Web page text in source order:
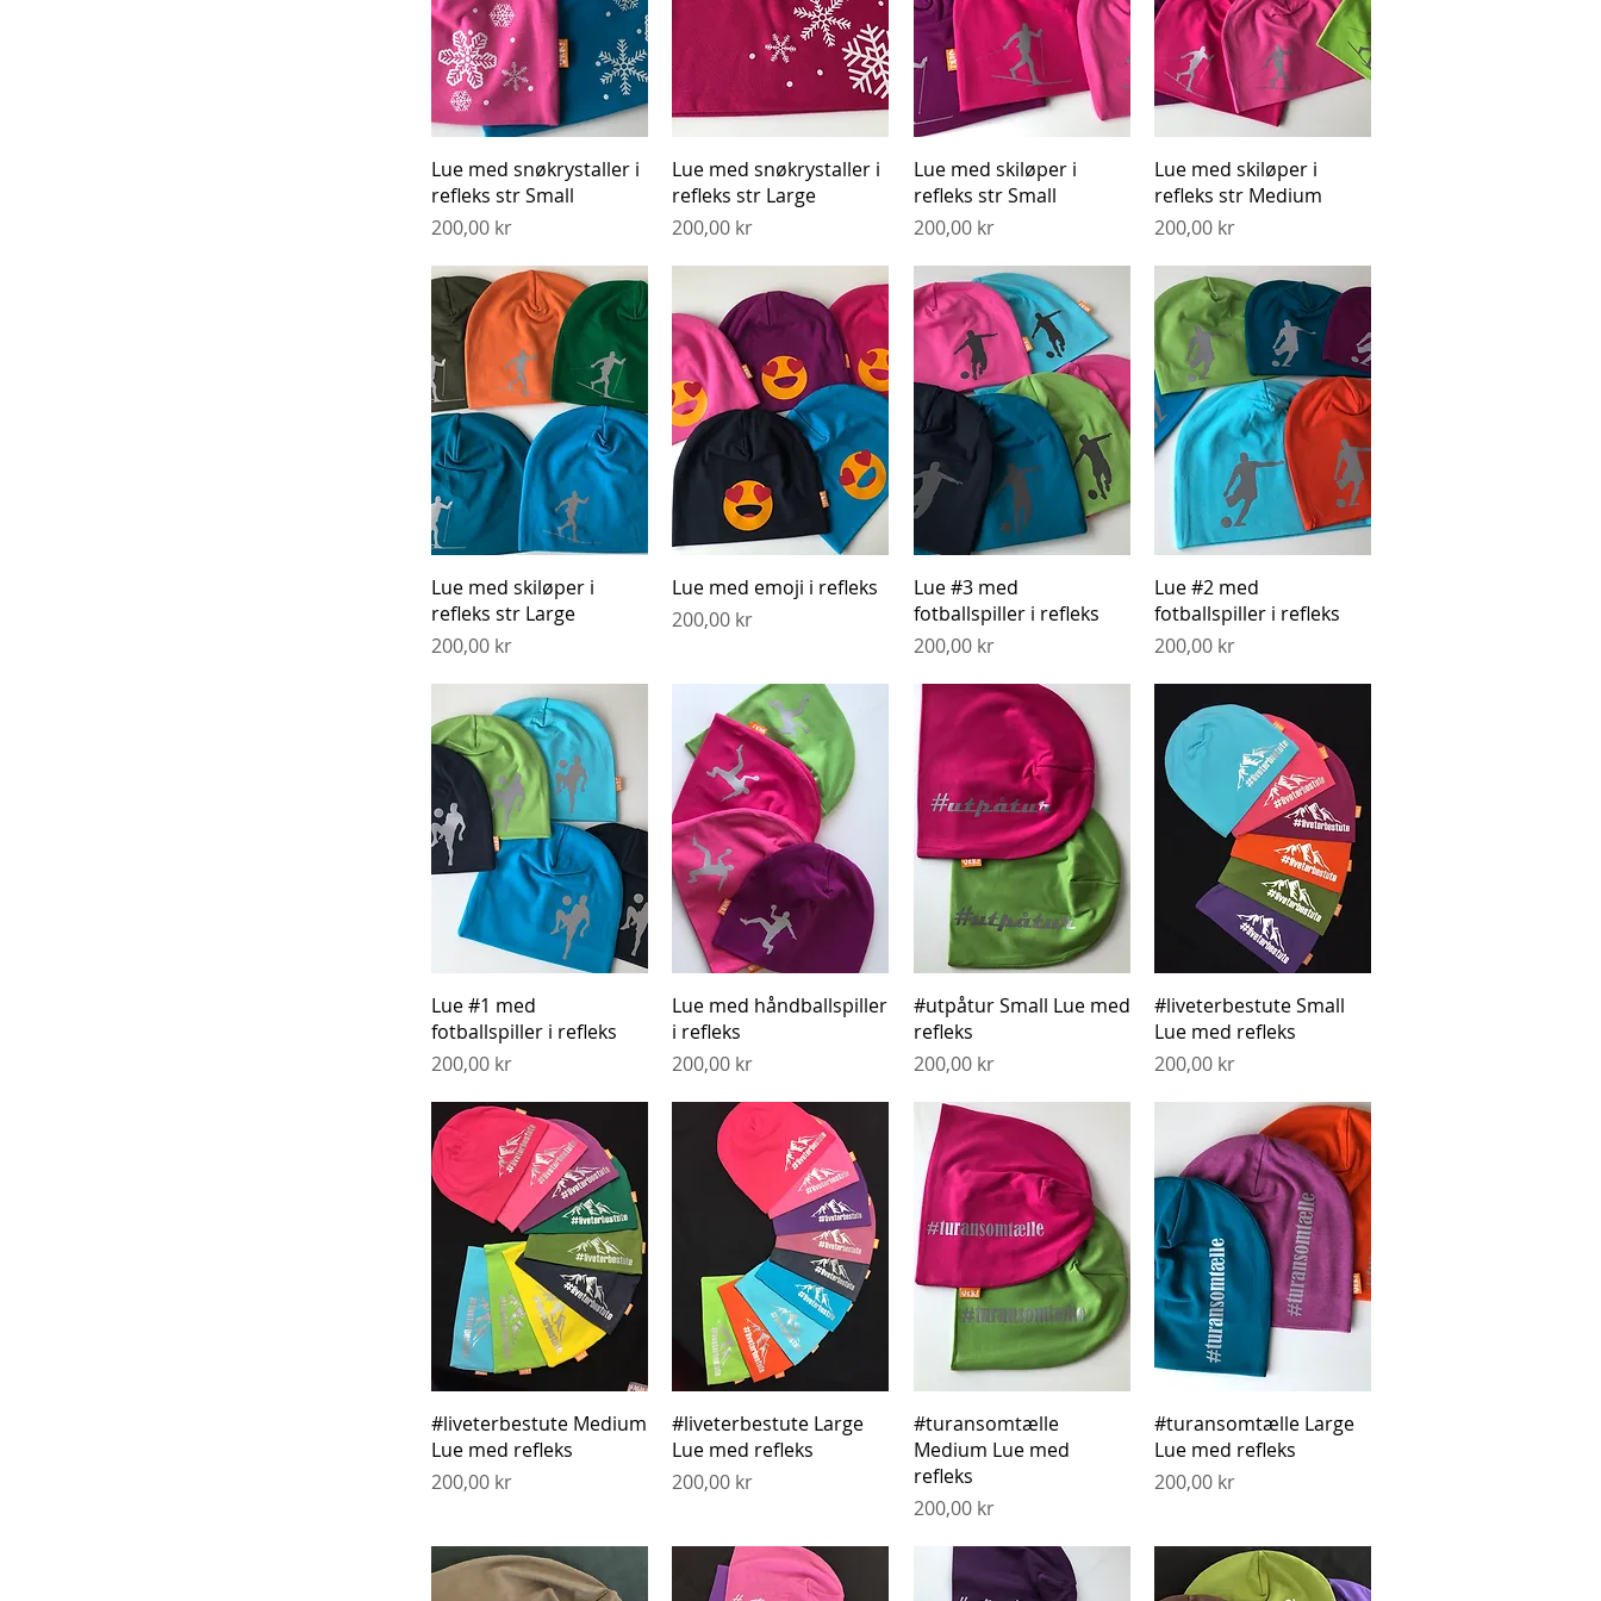
Hurtigvisning
Lue med snøkrystaller i
refleks str Small
Pris
200,00 kr
Hurtigvisning
Lue med snøkrystaller i
refleks str Large
Pris
200,00 kr
Hurtigvisning
Lue med skiløper i
refleks str Small
Pris
200,00 kr
Hurtigvisning
Lue med skiløper i
refleks str Medium
Pris
200,00 kr
Hurtigvisning
Lue med skiløper i
refleks str Large
Pris
200,00 kr
Hurtigvisning
Lue med emoji i refleks
Pris
200,00 kr
Hurtigvisning
Lue #3 med
fotballspiller i refleks
Pris
200,00 kr
Hurtigvisning
Lue #2 med
fotballspiller i refleks
Pris
200,00 kr
Hurtigvisning
Lue #1 med
fotballspiller i refleks
Pris
200,00 kr
Hurtigvisning
Lue med håndballspiller
i refleks
Pris
200,00 kr
Hurtigvisning
#utpåtur Small Lue med
refleks
Pris
200,00 kr
Hurtigvisning
#liveterbestute Small
Lue med refleks
Pris
200,00 kr
Hurtigvisning
#liveterbestute Medium
Lue med refleks
Pris
200,00 kr
Hurtigvisning
#liveterbestute Large
Lue med refleks
Pris
200,00 kr
Hurtigvisning
#turansomtælle
Medium Lue med
refleks
Pris
200,00 kr
Hurtigvisning
#turansomtælle Large
Lue med refleks
Pris
200,00 kr